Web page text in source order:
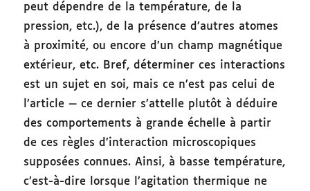
peut dépendre de la température, de la
pression, etc.), de la présence d’autres atomes
à proximité, ou encore d’un champ magnétique
extérieur, etc. Bref, déterminer ces interactions
est un sujet en soi, mais ce n’est pas celui de
l’article — ce dernier s’attelle plutôt à déduire
des comportements à grande échelle à partir
de ces règles d’interaction microscopiques
supposées connues. Ainsi, à basse température,
c’est-à-dire lorsque l’agitation thermique ne